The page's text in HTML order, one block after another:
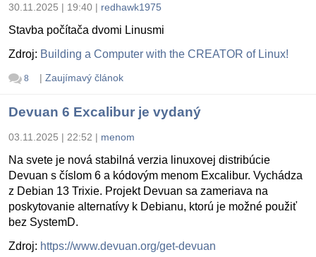
30.11.2025 | 19:40 | redhawk1975
Stavba počítača dvomi Linusmi
Zdroj: Building a Computer with the CREATOR of Linux!
8 | Zaujímavý článok
Devuan 6 Excalibur je vydaný
03.11.2025 | 22:52 | menom
Na svete je nová stabilná verzia linuxovej distribúcie
Devuan s číslom 6 a kódovým menom Excalibur. Vychádza
z Debian 13 Trixie. Projekt Devuan sa zameriava na
poskytovanie alternatívy k Debianu, ktorú je možné použiť
bez SystemD.
Zdroj: https://www.devuan.org/get-devuan